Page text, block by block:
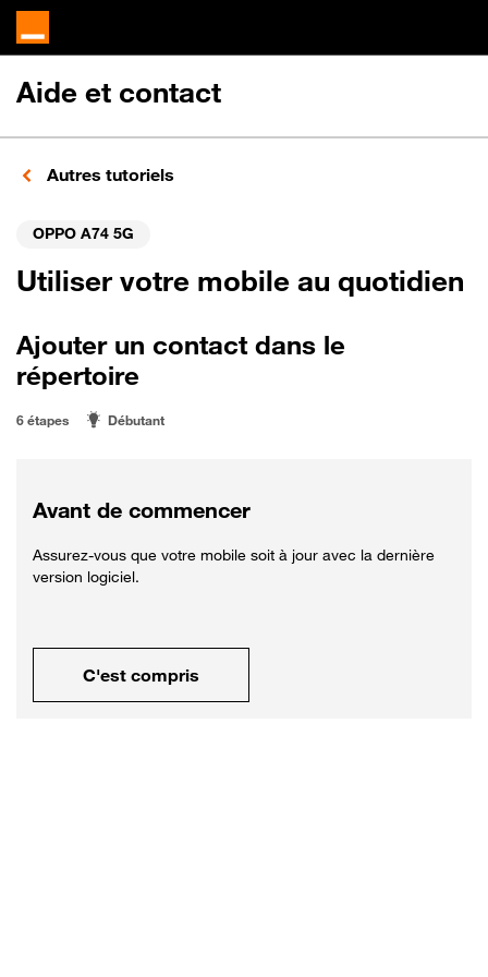
Aide et contact
Autres tutoriels
OPPO A74 5G
Utiliser votre mobile au quotidien
Ajouter un contact dans le
répertoire
6 étapes Débutant
Avant de commencer
Assurez-vous que votre mobile soit à jour avec la dernière
version logiciel.
C'est compris